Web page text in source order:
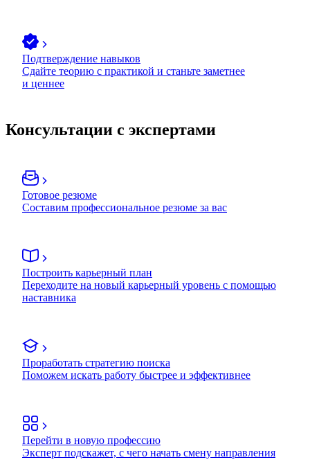
Подтверждение навыков
Сдайте теорию с практикой и станьте заметнее
и ценнее
Консультации с экспертами
Готовое резюме
Составим профессиональное резюме за вас
Построить карьерный план
Переходите на новый карьерный уровень с помощью
наставника
Проработать стратегию поиска
Поможем искать работу быстрее и эффективнее
Перейти в новую профессию
Эксперт подскажет, с чего начать смену направления